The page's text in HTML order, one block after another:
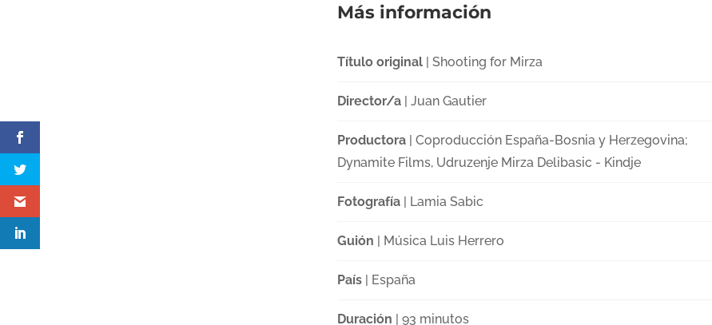
Más información
Título original| Shooting for Mirza
Director/a| Juan Gautier
Productora| Coproducción España-Bosnia y Herzegovina;
Dynamite Films, Udruzenje Mirza Delibasic - Kindje
Fotografía| Lamia Sabic
Guión | Música Luis Herrero
País| España
Duración | 93 minutos